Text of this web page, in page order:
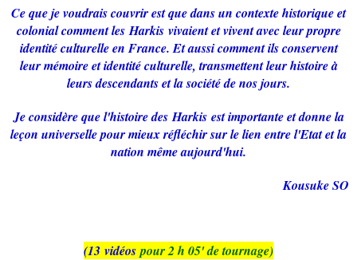
Ce que je voudrais couvrir est que dans un contexte historique et
colonial comment les Harkis vivaient et vivent avec leur propre
identité culturelle en France. Et aussi comment ils conservent
leur mémoire et identité culturelle, transmettent leur histoire à
leurs descendants et la société de nos jours.
Je considère que l'histoire des Harkis est importante et donne la
leçon universelle pour mieux réfléchir sur le lien entre l'Etat et la
nation même aujourd'hui.
Kousuke SO
(13 vidéos pour 2 h 05' de tournage)